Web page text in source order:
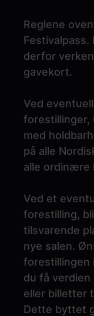
Reglene
Festivalpass.
derfor
gavekort.
Ved
med
på alle
alle ordinære
Ved et
forestilling,
tilsvarende
nye salen.
forestillingen
du få
eller billetter
Dette byttet